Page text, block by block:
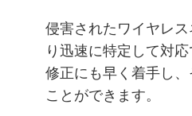
侵害されたワイヤレ
り迅速に特定して対
修正にも早く着手し
ことができます。